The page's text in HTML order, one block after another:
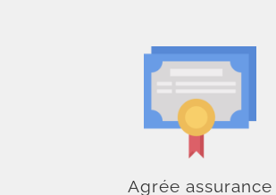
Agrée assurance